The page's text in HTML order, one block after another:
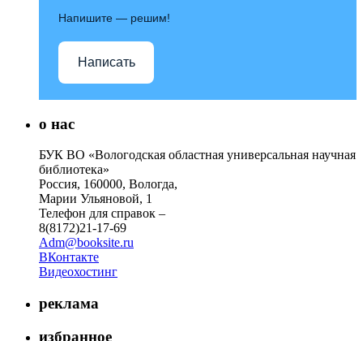
Напишите — решим!
Написать
о нас
БУК ВО «Вологодская областная универсальная научная
библиотека»
Россия, 160000, Вологда,
Марии Ульяновой, 1
Телефон для справок –
8(8172)21-17-69
Adm@booksite.ru
ВКонтакте
Видеохостинг
реклама
избранное